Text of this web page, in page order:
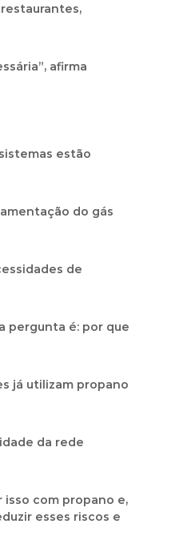
afirma
estão
do gás
de
pergunta é: por que
já utilizam propano
da rede
isso com propano e,
esses riscos e